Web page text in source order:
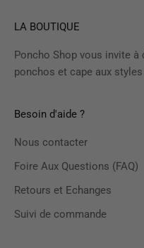
LA BOUTIQUE
Poncho Shop vous invite
ponchos et cape aux
Besoin d'aide ?
Nous contacter
Foire Aux Questions (FAQ)
Retours et Echanges
Suivi de commande